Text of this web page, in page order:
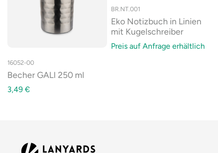
16052-00
Becher GALI 250 ml
3,49 €
BR.NT.001
Eko Notizbuch in Linien
mit Kugelschreiber
Preis auf Anfrage erhältlich